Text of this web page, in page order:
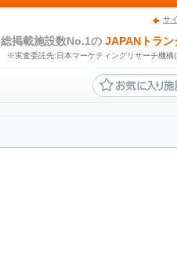
サ
総掲載施設数No.1の JAPANトラン
※実査委託先:日本マーケティングリサーチ機構